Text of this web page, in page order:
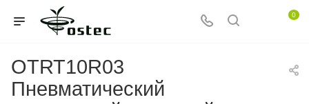
0
OTRT10R03
Пневматический